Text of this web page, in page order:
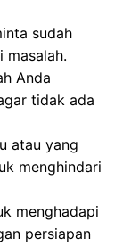
sudah
Anda
tidak ada
atau yang
menghindari
menghadapi
persiapan